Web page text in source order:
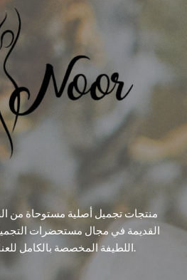
القديمة في مجال مستحضرات
اللطيفة المخصصة بالكامل للعناية بجمالك بأكثر الطرق طبيعية.